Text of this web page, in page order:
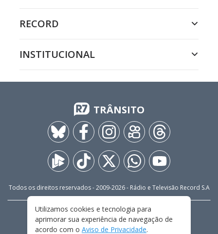
RECORD
INSTITUCIONAL
TRÂNSITO
Todos os direitos reservados - 2009-2026- Rádio e Televisão Record S.A
FALE CONOSCO
PRIVACIDADE
TERMOS E CONDIÇÕES DE USO
Utilizamos cookies e tecnologia para
aprimorar sua experiência de navegação de
acordo com o Aviso de Privacidade.